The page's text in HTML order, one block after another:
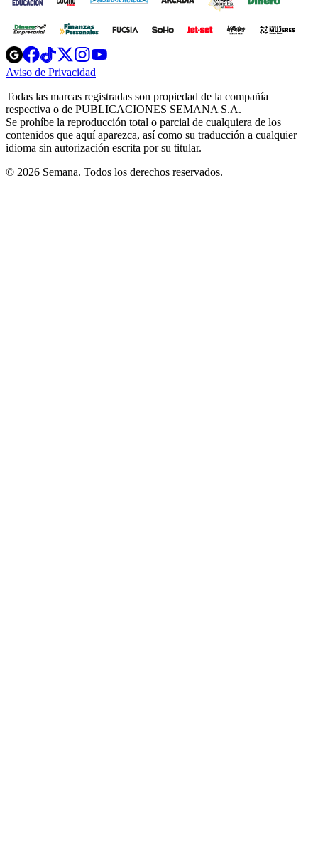
Opens
in
new
Opens
in
new
Opens
in
new
window
Opens
new
windowwindow
Aviso de Privacidad
new
window
Todas las marcas registradas son propiedad de la compañía
respectiva o de PUBLICACIONES SEMANA S.A.
Se prohíbe la reproducción total o parcial de cualquiera de los
contenidos que aquí aparezca, así como su traducción a cualquier
idioma sin autorización escrita por su titular.
© 2026 Semana. Todos los derechos reservados.